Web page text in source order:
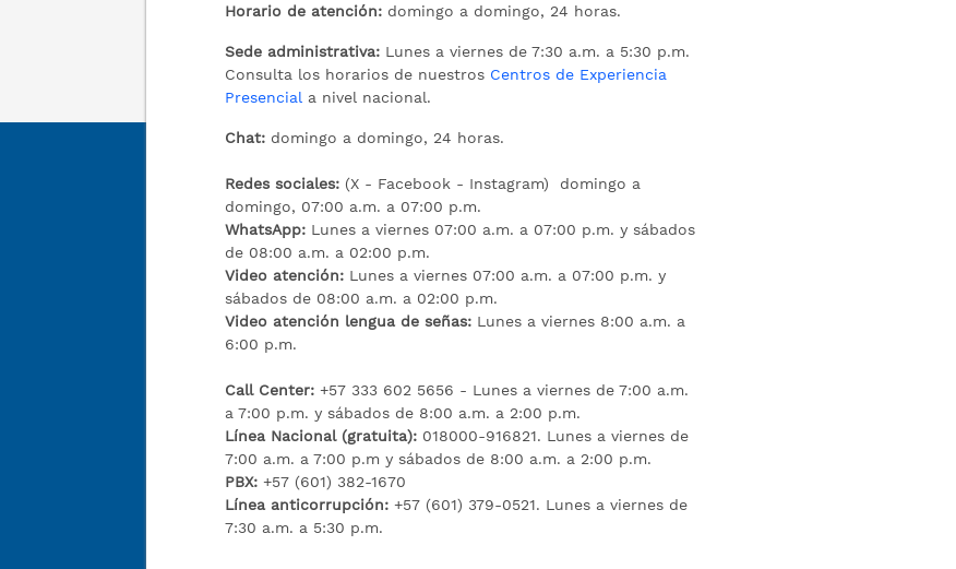
Horario de atención: domingo a domingo, 24 horas.
Sede administrativa: Lunes a viernes de 7:30 a.m. a 5:30 p.m.
Consulta los horarios de nuestros Centros de Experiencia
Presencial a nivel nacional.
Chat: domingo a domingo, 24 horas.
Redes sociales: (X - Facebook - Instagram) domingo a
domingo, 07:00 a.m. a 07:00 p.m.
WhatsApp: Lunes a viernes 07:00 a.m. a 07:00 p.m. y sábados
de 08:00 a.m. a 02:00 p.m.
Video atención: Lunes a viernes 07:00 a.m. a 07:00 p.m. y
sábados de 08:00 a.m. a 02:00 p.m.
Video atención lengua de señas: Lunes a viernes 8:00 a.m. a
6:00 p.m.
Call Center:+57 333 602 5656 - Lunes a viernes de 7:00 a.m.
a 7:00 p.m. y sábados de 8:00 a.m. a 2:00 p.m.
Línea Nacional (gratuita): 018000-916821. Lunes a viernes de
7:00 a.m. a 7:00 p.m y sábados de 8:00 a.m. a 2:00 p.m.
PBX:+57 (601) 382-1670
Línea anticorrupción:+57 (601) 379-0521. Lunes a viernes de
7:30 a.m. a 5:30 p.m.